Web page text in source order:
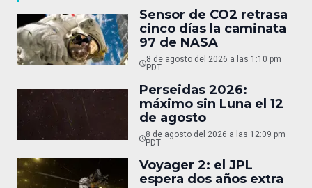
Sensor de CO2 retrasa
cinco días la caminata
97 de NASA
8 de agosto del 2026 a las 1:10 pm
PDT
Perseidas 2026:
máximo sin Luna el 12
de agosto
8 de agosto del 2026 a las 12:09 pm
PDT
Voyager 2: el JPL
espera dos años extra